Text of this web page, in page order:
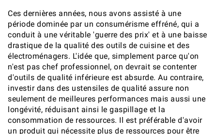
Ces dernières années, nous avons assisté à une
période dominée par un consumérisme effréné, qui a
conduit à une véritable 'guerre des prix' et à une baisse
drastique de la qualité des outils de cuisine et des
électroménagers. L'idée que, simplement parce qu'on
n'est pas chef professionnel, on devrait se contenter
d'outils de qualité inférieure est absurde. Au contraire,
investir dans des ustensiles de qualité assure non
seulement de meilleures performances mais aussi une
longévité, réduisant ainsi le gaspillage et la
consommation de ressources. Il est préférable d'avoir
un produit qui nécessite plus de ressources pour être